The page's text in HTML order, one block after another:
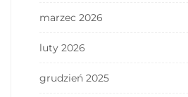
marzec 2026
luty 2026
grudzień 2025